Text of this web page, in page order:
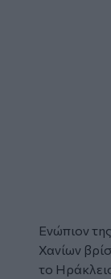
Ενώπιον
Χανίων
το